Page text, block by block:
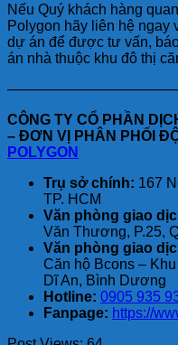
Nếu Quý khách hàng
Polygon hãy liên hệ ngay
dự án để được tư vấn,
án nhà thuộc khu đô thị
CÔNG TY CỔ PHẦN
– ĐƠN VỊ PHÂN PHỐI
POLYGON
Trụ sở chính: 167
TP. HCM
Văn phòng giao
Văn Thương, P.25,
Văn phòng giao
Căn hộ Bcons –
Dĩ An, Bình Dương
Hotline: 0905 935
Fanpage: https://